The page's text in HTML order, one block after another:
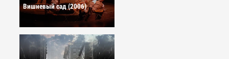
Вишневый сад (2006)